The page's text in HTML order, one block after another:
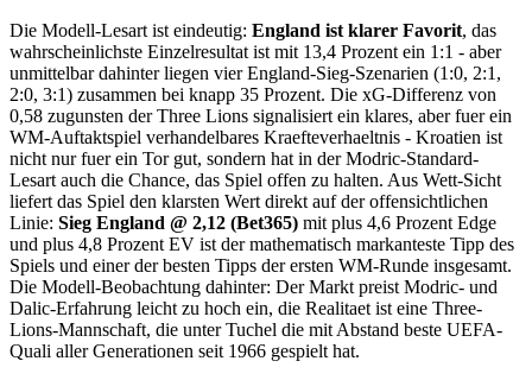
Die Modell-Lesart ist eindeutig: England ist klarer Favorit, das
wahrscheinlichste Einzelresultat ist mit 13,4 Prozent ein 1:1 - aber
unmittelbar dahinter liegen vier England-Sieg-Szenarien (1:0, 2:1,
2:0, 3:1) zusammen bei knapp 35 Prozent. Die xG-Differenz von
0,58 zugunsten der Three Lions signalisiert ein klares, aber fuer ein
WM-Auftaktspiel verhandelbares Kraefteverhaeltnis - Kroatien ist
nicht nur fuer ein Tor gut, sondern hat in der Modric-Standard-
Lesart auch die Chance, das Spiel offen zu halten. Aus Wett-Sicht
liefert das Spiel den klarsten Wert direkt auf der offensichtlichen
Linie: Sieg England @ 2,12 (Bet365) mit plus 4,6 Prozent Edge
und plus 4,8 Prozent EV ist der mathematisch markanteste Tipp des
Spiels und einer der besten Tipps der ersten WM-Runde insgesamt.
Die Modell-Beobachtung dahinter: Der Markt preist Modric- und
Dalic-Erfahrung leicht zu hoch ein, die Realitaet ist eine Three-
Lions-Mannschaft, die unter Tuchel die mit Abstand beste UEFA-
Quali aller Generationen seit 1966 gespielt hat.